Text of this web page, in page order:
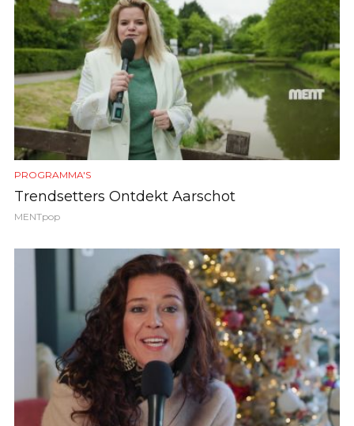
PROGRAMMA'S
Trendsetters Ontdekt Aarschot
MENTpop